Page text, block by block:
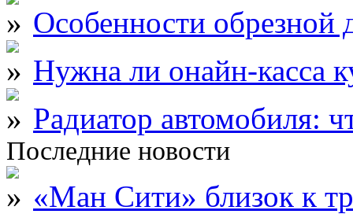
Особенности обрезной
Нужна ли онайн-касса
Радиатор автомобиля:
Последние новости
«Ман Сити» близок к